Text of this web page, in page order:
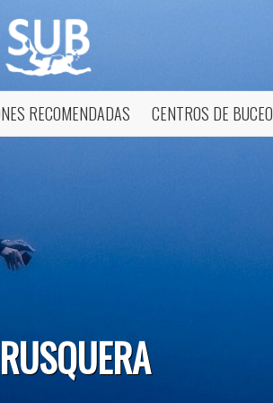
RECOMENDADAS CENTROS DE BUCEO
información con la finalidad de
supone la aceptación de la